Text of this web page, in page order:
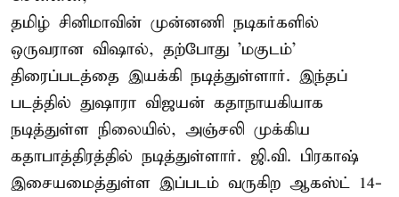
தமிழ் சினிமாவின் முன்னணி நடிகர்களில்
ஒருவரான விஷால், தற்போது 'மகுடம்'
திரைப்படத்தை இயக்கி நடித்துள்ளார். இந்தப்
படத்தில் துஷாரா விஜயன் கதாநாயகியாக
நடித்துள்ள நிலையில், அஞ்சலி முக்கிய
கதாபாத்திரத்தில் நடித்துள்ளார். ஜி.வி. பிரகாஷ்
இசையமைத்துள்ள இப்படம் வருகிற ஆகஸ்ட் 14-